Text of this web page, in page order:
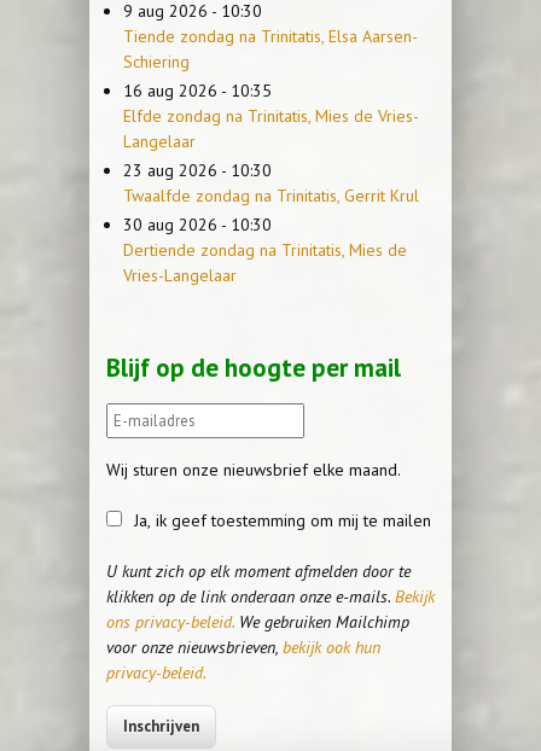
9 aug 2026 - 10:30
Tiende zondag na Trinitatis, Elsa Aarsen-
Schiering
16 aug 2026 - 10:35
Elfde zondag na Trinitatis, Mies de Vries-
Langelaar
23 aug 2026 - 10:30
Twaalfde zondag na Trinitatis, Gerrit Krul
30 aug 2026 - 10:30
Dertiende zondag na Trinitatis, Mies de
Vries-Langelaar
Blijf op de hoogte per mail
Wij sturen onze nieuwsbrief elke maand.
Ja, ik geef toestemming om mij te mailen
U kunt zich op elk moment afmelden door te
klikken op de link onderaan onze e-mails. Bekijk
ons privacy-beleid. We gebruiken Mailchimp
voor onze nieuwsbrieven, bekijk ook hun
privacy-beleid.